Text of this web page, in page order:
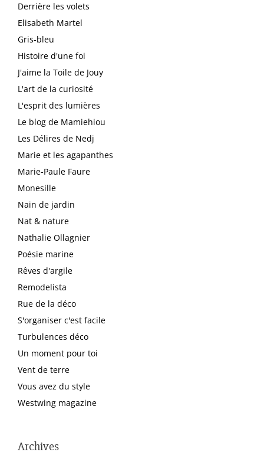
Derrière les volets
Elisabeth Martel
Gris-bleu
Histoire d'une foi
J'aime la Toile de Jouy
L'art de la curiosité
L'esprit des lumières
Le blog de Mamiehiou
Les Délires de Nedj
Marie et les agapanthes
Marie-Paule Faure
Monesille
Nain de jardin
Nat & nature
Nathalie Ollagnier
Poésie marine
Rêves d'argile
Remodelista
Rue de la déco
S'organiser c'est facile
Turbulences déco
Un moment pour toi
Vent de terre
Vous avez du style
Westwing magazine
Archives